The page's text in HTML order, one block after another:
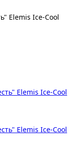
Elemis Ice-Cool